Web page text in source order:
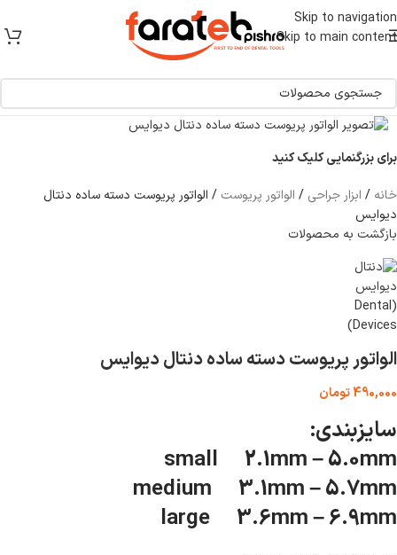
Skip to navigation
Skip to main content
برای بزرگنمایی کلیک کنید
خانه / ابزار جراحی / الواتور پریوست / الواتور پریوست دسته ساده دنتال
دیوایس
بازگشت به محصولات
الواتور پریوست دسته ساده دنتال دیوایس
490,000تومان
سایزبندی:
small 2.1mm – 5.0mm
medium 3.1mm – 5.7mm
large 3.6mm – 6.9mm